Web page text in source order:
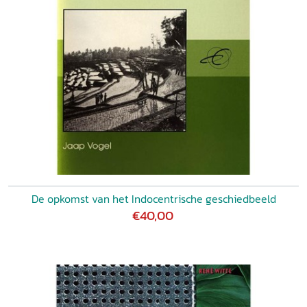
De opkomst van het Indocentrische geschiedbeeld
€40,00